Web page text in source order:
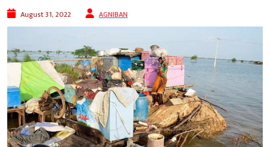
August 31, 2022 AGNIBAN